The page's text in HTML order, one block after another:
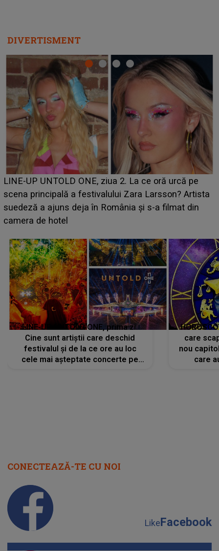
DIVERTISMENT
Ce a dezvăluit noua concurentă din "Casa Iubirii" l-a
luat prin surprindere pe Emanuel. CINE ESTE
BĂIATUL VIZAT de Alexandra?! Aflându-se în fața
faptului împlinit, A RECUNOSCUT IMEDIAT: "Am
LINE-UP UNTOLD ONE, prima zi.
Cine sunt artiștii care deschid
festivalul și de la ce ore au loc
cele mai așteptate concerte pe
care
nou
care
CONECTEAZĂ-TE CU NOI
LikeFacebook